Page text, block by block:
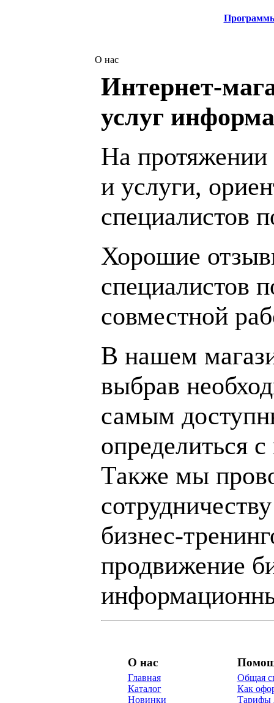
О нас
Интернет-
услуг
На протяжении
и услуги,
специалистов
Хорошие
специалистов
совместной
В нашем
выбрав
самым
определиться
Также мы
бизнес-
продвижение
О нас
Главная
Каталог
Новинки
Общая
Как
Тарифы